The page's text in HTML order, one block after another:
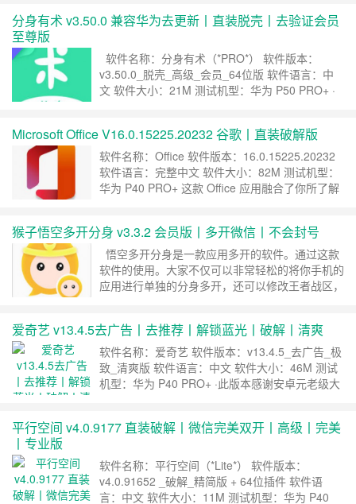
在导航功能方面，该版本支持驾车、步行及公共出
进行调整。地图数据展示清晰，道路信息……
阅读 »
分身有术 v3.50.0 兼容华为去更新丨直装脱壳丨去验证会员
至尊版
软件名称：分身有术（*PRO*） 软件版本：
v3.50.0_脱壳_高级_会员_64位版 软件语言：中
文 软件大小：21M 测试机型：华为 P50 PRO+ ·
去掉升级检测提示 ·优化布局界面更加简洁 ·重新
优化盗版验证和签名效验 ……继续阅读 »
Microsoft Office V16.0.15225.20232 谷歌丨直装破解版
软件名称：Office 软件版本：16.0.15225.20232
软件语言：完整中文 软件大小：82M 测试机型：
华为 P40 PRO+ 这款 Office 应用融合了你所了解
更简单而又更强大的 Office 移动体验。 无论用
于个人……继续阅读 »
猴子悟空多开分身 v3.3.2 会员版丨多开微信丨不会封号
悟空多开分身是一款应用多开的软件。通过这款
软件的使用。大家不仅可以非常轻松的将你手机的
应用进行单独的分身多开，还可以修改王者战区，
模拟，王者战区修改。悟空分身手机无限多开也能
流畅不卡顿，操作简单。 轻松实现微信分身，微
信多开，微信双开功能，源自官方技术，体验……
继续阅读 »
爱奇艺 v13.4.5去广告丨去推荐丨解锁蓝光丨破解丨清爽
软件名称：爱奇艺 软件版本：v13.4.5_去广告_极
致_清爽版 软件语言：中文 软件大小：46M 测试
机型：华为 P40 PRO+ ·此版本感谢安卓元老级大
雷》：吴邪开启十一仓副本，霸气邪帝朱一龙逆袭
师，赵文卓深陷…… 继续阅读 »
平行空间 v4.0.9177 直装破解丨微信完美双开丨高级丨完美
丨专业版
软件名称：平行空间（*Lite*） 软件版本：
v4.0.91652 _破解_精简版 + 64位插件 软件语
言：中文 软件大小：11M 测试机型：华为 P40